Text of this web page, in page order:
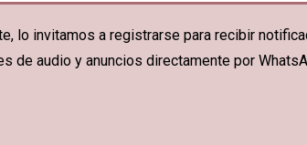
lo invitamos a registrarse para recibir
de audio y anuncios directamente por